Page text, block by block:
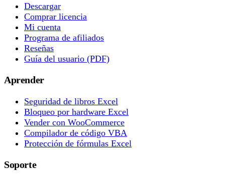
Descargar
Comprar licencia
Mi cuenta
Programa de afiliados
Reseñas
Guía del usuario (PDF)
Aprender
Seguridad de libros Excel
Bloqueo por hardware Excel
Vender con WooCommerce
Compilador de código VBA
Protección de fórmulas Excel
Soporte